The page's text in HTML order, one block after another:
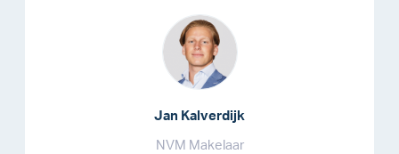
Jan Kalverdijk
NVM Makelaar